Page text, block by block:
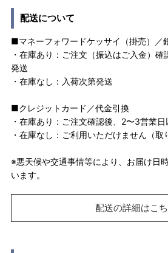
配送について
■マネーフォワードケッサイ（掛売）／
・在庫あり：ご注文（振込はご入金）
発送
・在庫なし：入荷次第発送
■クレジットカード／代金引換
・在庫あり：ご注文確認後、2〜3営業
・在庫なし：ご利用いただけません（取
※悪天候や交通事情等により、お届け日
います。
配送の詳細はこ